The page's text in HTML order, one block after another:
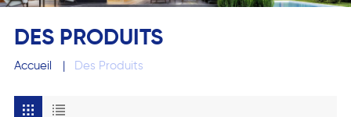
DES PRODUITS
Accueil | Des Produits